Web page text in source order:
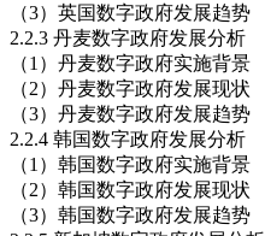
（3）英国数字政府发展趋势
2.2.3 丹麦数字政府发展分析
（1）丹麦数字政府实施背景
（2）丹麦数字政府发展现状
（3）丹麦数字政府发展趋势
2.2.4 韩国数字政府发展分析
（1）韩国数字政府实施背景
（2）韩国数字政府发展现状
（3）韩国数字政府发展趋势